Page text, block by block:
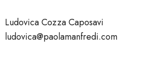
Ludovica Cozza Caposavi
ludovica@paolamanfredi.com